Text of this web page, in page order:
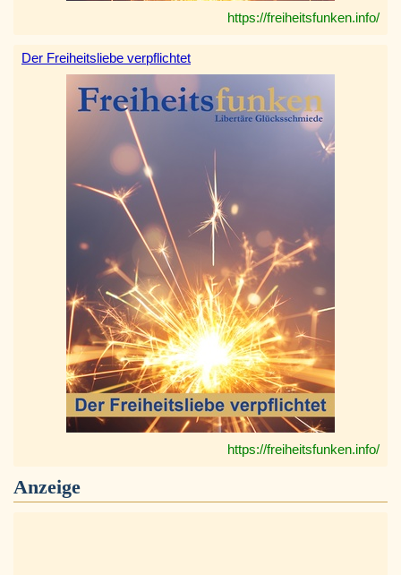
https://freiheitsfunken.info/
Der Freiheitsliebe verpflichtet
https://freiheitsfunken.info/
Anzeige